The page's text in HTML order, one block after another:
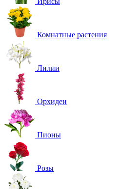
Комнатные растения
Лилии
Орхидеи
Пионы
Розы